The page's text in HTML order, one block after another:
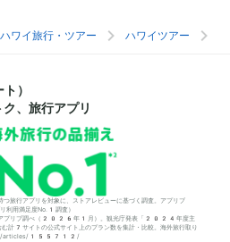
ハワイ旅行・ツアー ハワイツアー
）
、旅行アプリ
旅行アプリを対象に、ストアレビューに基づく調査。アプリブ
用満足度No.1調査）
アプリブ調べ（2026年1月）。観光庁発表「2024年度主
計7サイトの公式サイト上のプラン数を集計・比較。海外旅行取り
liv.jp/articles/155712/